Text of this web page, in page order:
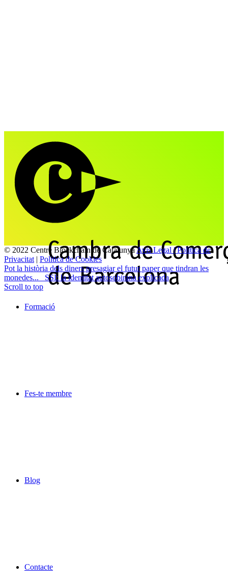
Formació
Fes-te membre
Blog
Contacte
© 2022 Centre Blockchain de CatalunyaAvis Legal | Politica de
Privacitat | Politica de Cookies
Pot la història dels diners presagiar el futur paper que tindran les
monedes...
SSI: la identitat autosobirana explicada
Scroll to top